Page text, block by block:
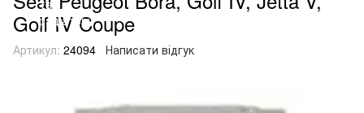
Golf IV Coupe
Артикул: 24094 Написати відгук